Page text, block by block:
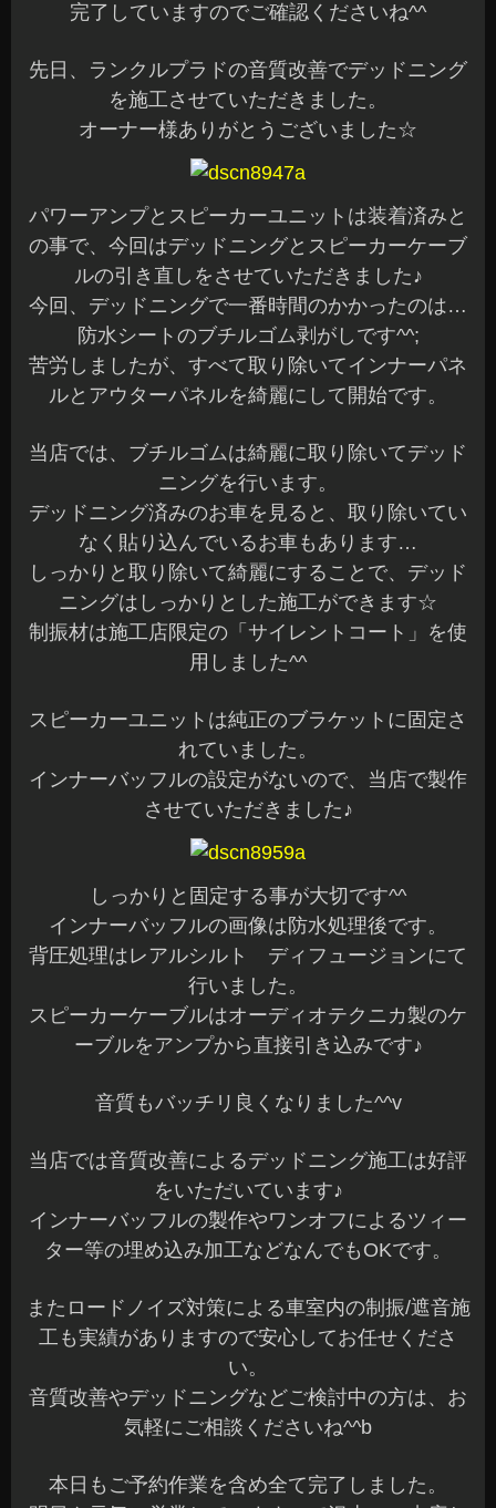
完了していますのでご確認くださいね^^
先日、ランクルプラドの音質改善でデッドニング
を施工させていただきました。
オーナー様ありがとうございました☆
パワーアンプとスピーカーユニットは装着済みと
の事で、今回はデッドニングとスピーカーケーブ
ルの引き直しをさせていただきました♪
今回、デッドニングで一番時間のかかったのは…
防水シートのブチルゴム剥がしです^^;
苦労しましたが、すべて取り除いてインナーパネ
ルとアウターパネルを綺麗にして開始です。
当店では、ブチルゴムは綺麗に取り除いてデッド
ニングを行います。
デッドニング済みのお車を見ると、取り除いてい
なく貼り込んでいるお車もあります…
しっかりと取り除いて綺麗にすることで、デッド
ニングはしっかりとした施工ができます☆
制振材は施工店限定の「サイレントコート」を使
用しました^^
スピーカーユニットは純正のブラケットに固定さ
れていました。
インナーバッフルの設定がないので、当店で製作
させていただきました♪
しっかりと固定する事が大切です^^
インナーバッフルの画像は防水処理後です。
背圧処理はレアルシルト ディフュージョンにて
行いました。
スピーカーケーブルはオーディオテクニカ製のケ
ーブルをアンプから直接引き込みです♪
音質もバッチリ良くなりました^^v
当店では音質改善によるデッドニング施工は好評
をいただいています♪
インナーバッフルの製作やワンオフによるツィー
ター等の埋め込み加工などなんでもOKです。
またロードノイズ対策による車室内の制振/遮音施
工も実績がありますので安心してお任せくださ
い。
音質改善やデッドニングなどご検討中の方は、お
気軽にご相談くださいね^^b
本日もご予約作業を含め全て完了しました。